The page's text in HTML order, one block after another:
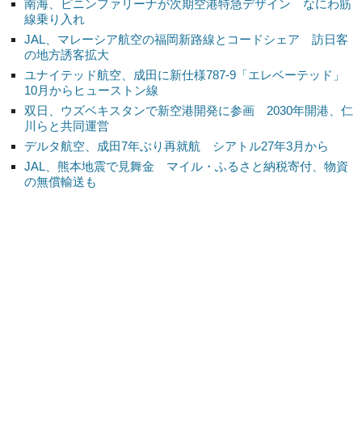
南海、ピニンファリーナが次期空港特急デザイン なにわ筋
線乗り入れ
JAL、マレーシア航空の福岡新路線とコードシェア 訪日客
の地方誘客拡大
ユナイテッド航空、成田に新仕様787-9「エレベーテッド」
10月からヒューストン線
双日、ウズベキスタンで新空港開発に参画 2030年開港、仁
川らと共同運営
デルタ航空、成田7年ぶり再就航 シアトル27年3月から
JAL、熊本地震で見舞金 マイル・ふるさと納税寄付、物資
の無償輸送も